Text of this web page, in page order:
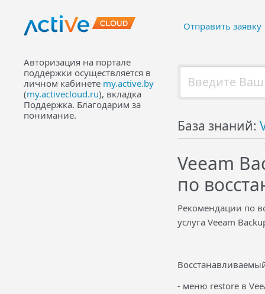
Отправить заявку
Авторизация на портале
поддержки осуществляется в
личном кабинете my.active.by
(my.activecloud.ru), вкладка
Поддержка. Благодарим за
понимание.
База знаний:
Veeam
по
Рекомендации по
услуга Veeam
- меню restore в